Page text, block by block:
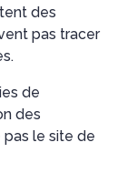
des
pas tracer
de
des
pas le site de